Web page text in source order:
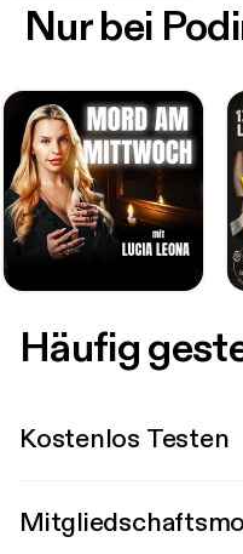
Nur bei
Häufig
Kostenlos Testen